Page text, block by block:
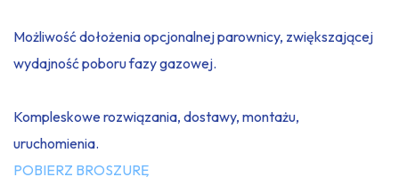
Możliwość dołożenia opcjonalnej parownicy, zwiększającej
wydajność poboru fazy gazowej.
Kompleskowe rozwiązania, dostawy, montażu,
uruchomienia.
POBIERZ BROSZURĘ